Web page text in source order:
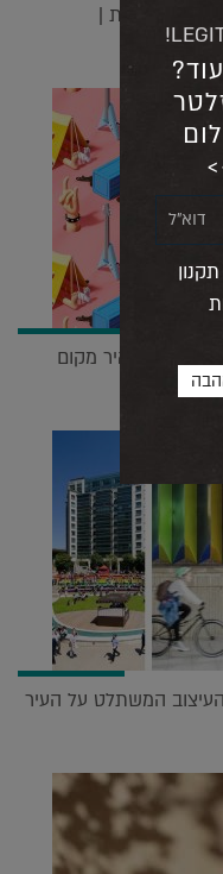
בתמונות |
שלא משאיר מקום
העיצוב המשתלט על העיר